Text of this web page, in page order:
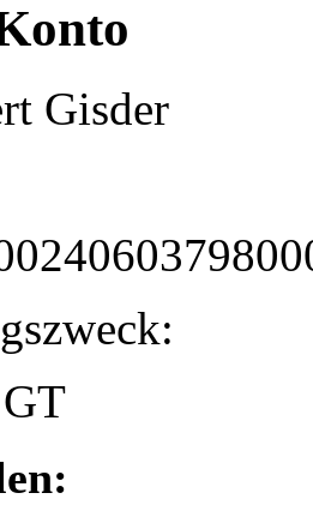
Gisder